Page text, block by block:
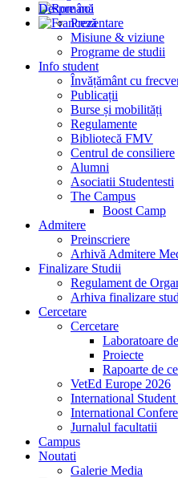
Despre noi
Prezentare
Misiune & viziune
Programe de studii
Info student
Învățământ cu
Publicații
Burse și mobilități
Regulamente
Bibliotecă FMV
Centrul de consiliere
Alumni
Asociatii Studentesti
The Campus
Boost Camp
Admitere
Preinscriere
Arhivă Admitere
Finalizare Studii
Regulament de
Arhiva finalizare
Cercetare
Cercetare
Laboratoare
Proiecte
Rapoarte de
VetEd Europe 2026
International
International
Jurnalul facultatii
Campus
Noutati
Galerie Media